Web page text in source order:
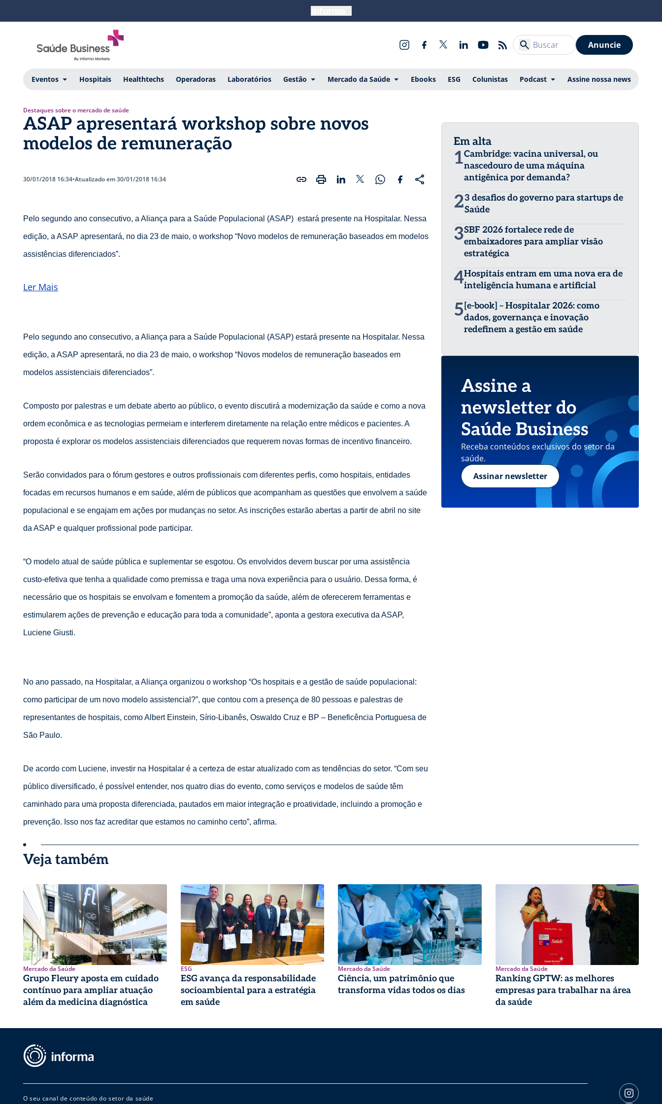
Anuncie
Eventos Hospitais Healthtechs Operadoras Laboratórios Gestão Mercado da Saúde Ebooks ESG Colunistas Podcast Assine nossa news
Destaques sobre o mercado de saúde
ASAP apresentará workshop sobre novos
modelos de remuneração
30/01/2018 16:34•Atualizado em 30/01/2018 16:34
Pelo segundo ano consecutivo, a Aliança para a Saúde Populacional (ASAP) estará presente na Hospitalar. Nessa
edição, a ASAP apresentará, no dia 23 de maio, o workshop “Novo modelos de remuneração baseados em modelos
assistências diferenciados”.
Ler Mais
Pelo segundo ano consecutivo, a Aliança para a Saúde Populacional (ASAP) estará presente na Hospitalar. Nessa
edição, a ASAP apresentará, no dia 23 de maio, o workshop “Novos modelos de remuneração baseados em
modelos assistenciais diferenciados”.
Composto por palestras e um debate aberto ao público, o evento discutirá a modernização da saúde e como a nova
ordem econômica e as tecnologias permeiam e interferem diretamente na relação entre médicos e pacientes. A
proposta é explorar os modelos assistenciais diferenciados que requerem novas formas de incentivo financeiro.
Serão convidados para o fórum gestores e outros profissionais com diferentes perfis, como hospitais, entidades
focadas em recursos humanos e em saúde, além de públicos que acompanham as questões que envolvem a saúde
populacional e se engajam em ações por mudanças no setor. As inscrições estarão abertas a partir de abril no site
da ASAP e qualquer profissional pode participar.
“O modelo atual de saúde pública e suplementar se esgotou. Os envolvidos devem buscar por uma assistência
custo-efetiva que tenha a qualidade como premissa e traga uma nova experiência para o usuário. Dessa forma, é
necessário que os hospitais se envolvam e fomentem a promoção da saúde, além de oferecerem ferramentas e
estimularem ações de prevenção e educação para toda a comunidade”, aponta a gestora executiva da ASAP,
Luciene Giusti.
No ano passado, na Hospitalar, a Aliança organizou o workshop “Os hospitais e a gestão de saúde populacional:
como participar de um novo modelo assistencial?”, que contou com a presença de 80 pessoas e palestras de
representantes de hospitais, como Albert Einstein, Sírio-Libanês, Oswaldo Cruz e BP – Beneficência Portuguesa de
São Paulo.
De acordo com Luciene, investir na Hospitalar é a certeza de estar atualizado com as tendências do setor. “Com seu
público diversificado, é possível entender, nos quatro dias do evento, como serviços e modelos de saúde têm
caminhado para uma proposta diferenciada, pautados em maior integração e proatividade, incluindo a promoção e
prevenção. Isso nos faz acreditar que estamos no caminho certo”, afirma.
Em alta
1Cambridge: vacina universal, ou
nascedouro de uma máquina
antigênica por demanda?
23 desafios do governo para startups de
Saúde
3SBF 2026 fortalece rede de
embaixadores para ampliar visão
estratégica
4Hospitais entram em uma nova era de
inteligência humana e artificial
5 [e-book] – Hospitalar 2026: como
dados, governança e inovação
redefinem a gestão em saúde
Assine a
newsletter do
Saúde Business
Receba conteúdos exclusivos do setor da
saúde.
Assinar newsletter
Veja também
Mercado da Saúde
Grupo Fleury aposta em cuidado
contínuo para ampliar atuação
além da medicina diagnóstica
ESG
ESG avança da responsabilidade
socioambiental para a estratégia
em saúde
Mercado da Saúde
Ciência, um patrimônio que
transforma vidas todos os dias
Mercado da Saúde
Ranking GPTW: as melhores
empresas para trabalhar na área
da saúde
O seu canal de conteúdo do setor da saúde